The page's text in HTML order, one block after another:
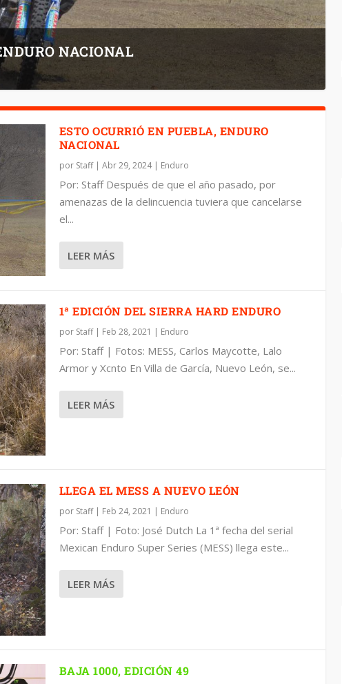
NACIONAL
ENDURO
ESTO OCURRIÓ EN PUEBLA, ENDURO
NACIONAL
por Staff| Abr 29, 2024| Enduro
Por: Staff Después de que el año pasado, por
amenazas de la delincuencia tuviera que cancelarse
el...
LEER MÁS
1ª EDICIÓN DEL SIERRA HARD ENDURO
por Staff| Feb 28, 2021 | Enduro
Por: Staff | Fotos: MESS, Carlos Maycotte, Lalo
Armor y Xcnto En Villa de García, Nuevo León, se...
LEER MÁS
LLEGA EL MESS A NUEVO LEÓN
por Staff| Feb 24, 2021 | Enduro
Por: Staff | Foto: José Dutch La 1ª fecha del serial
Mexican Enduro Super Series (MESS) llega este...
LEER MÁS
BAJA 1000, EDICIÓN 49